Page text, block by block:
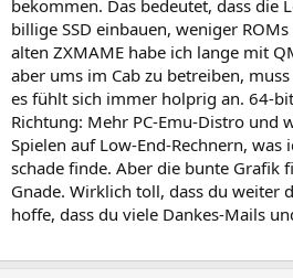
bekommen. Das bedeutet, dass die
billige SSD einbauen, weniger
alten ZXMAME habe ich lange mit
aber ums im Cab zu betreiben,
es fühlt sich immer holprig an. 64-
Richtung: Mehr PC-Emu-Distro und
Spielen auf Low-End-Rechnern, was
schade finde. Aber die bunte Grafik
Gnade. Wirklich toll, dass du weiter
hoffe, dass du viele Dankes-Mails